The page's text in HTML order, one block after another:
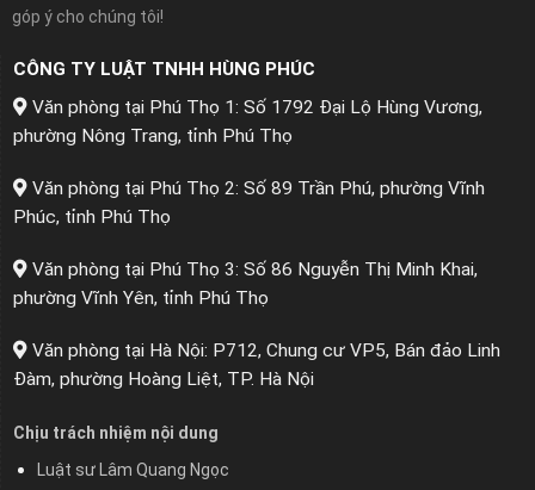
góp ý cho chúng tôi!
CÔNG TY LUẬT TNHH HÙNG PHÚC
Văn phòng tại Phú Thọ 1: Số 1792 Đại Lộ Hùng Vương,
phường Nông Trang, tỉnh Phú Thọ
Văn phòng tại Phú Thọ 2: Số 89 Trần Phú, phường Vĩnh
Phúc, tỉnh Phú Thọ
Văn phòng tại Phú Thọ 3: Số 86 Nguyễn Thị Minh Khai,
phường Vĩnh Yên, tỉnh Phú Thọ
Văn phòng tại Hà Nội: P712, Chung cư VP5, Bán đảo Linh
Đàm, phường Hoàng Liệt, TP. Hà Nội
Chịu trách nhiệm nội dung
Luật sư Lâm Quang Ngọc